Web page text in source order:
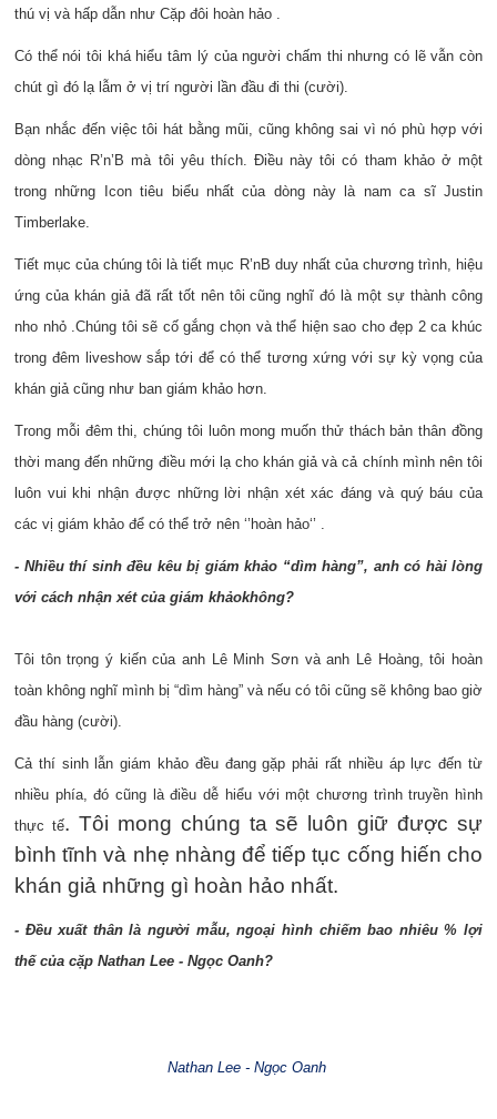
thú vị và hấp dẫn như Cặp đôi hoàn hảo .
Có thể nói tôi khá hiểu tâm lý của người chấm thi nhưng có lẽ vẫn còn
chút gì đó lạ lẫm ở vị trí người lần đầu đi thi (cười).
Bạn nhắc đến việc tôi hát bằng mũi, cũng không sai vì nó phù hợp với
dòng nhạc R’n’B mà tôi yêu thích. Điều này tôi có tham khảo ở một
trong những Icon tiêu biểu nhất của dòng này là nam ca sĩ Justin
Timberlake.
Tiết mục của chúng tôi là tiết mục R’nB duy nhất của chương trình, hiệu
ứng của khán giả đã rất tốt nên tôi cũng nghĩ đó là một sự thành công
nho nhỏ .Chúng tôi sẽ cố gắng chọn và thể hiện sao cho đẹp 2 ca khúc
trong đêm liveshow sắp tới để có thể tương xứng với sự kỳ vọng của
khán giả cũng như ban giám khảo hơn.
Trong mỗi đêm thi, c húng tôi luôn mong muốn thử thách bản thân đồng
thời mang đến những điều mới lạ cho khán giả và cả chính mình nên tôi
luôn vui khi nhận được những lời nhận xét xác đáng và quý báu của
các vị giám khảo để có thể trở nên ‘’hoàn hảo‘’ .
- Nhiều thí sinh đều kêu bị giám khảo “dìm hàng”, anh có hài lòng
với cách nhận xét của giám khảokhông?
Tôi tôn trọng ý kiến của anh Lê Minh Sơn và anh Lê Hoàng, tôi hoàn
toàn không nghĩ mình bị “dìm hàng” và nếu có tôi cũng sẽ không bao giờ
đầu hàng (cười).
Cả thí sinh lẫn giám khảo đều đang gặp phải rất nhiều áp lực đến từ
nhiều phía, đó cũng là điều dễ hiểu với một chương trìnhtruyền hình
thực tế. Tôi mong chúng ta sẽ luôn giữ được sự
bình tĩnh và nhẹ nhàng để tiếp tục cống hiến cho
khán giả những gì hoàn hảo nhất.
- Đều xuất thân là người mẫu, ngoại hình chiếm bao nhiêu % lợi
thế của cặp Nathan Lee - Ngọc Oanh?
Nathan Lee - Ngọc Oanh